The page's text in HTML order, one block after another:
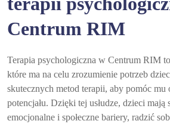
Centrum RIM
Terapia psychologiczna w Centrum RIM
które ma na celu zrozumienie potrzeb
skutecznych metod terapii, aby pomóc mu
potencjału. Dzięki tej usłudze, dzieci mają
emocjonalne i społeczne bariery, radzić